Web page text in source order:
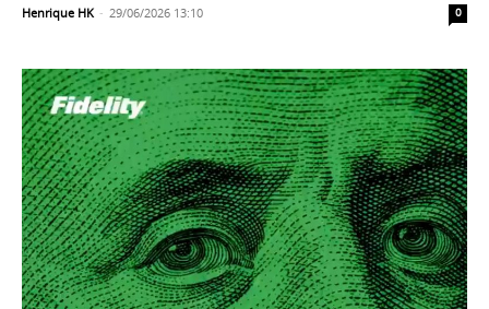
Henrique HK - 29/06/2026 13:10 0